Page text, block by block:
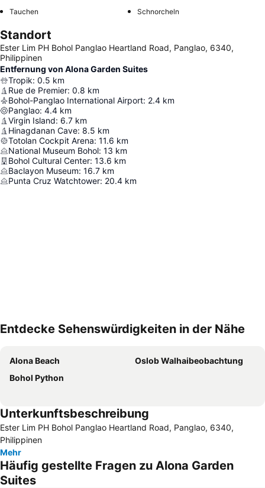
Tauchen Schnorcheln
Standort
Ester Lim PH Bohol Panglao Heartland Road, Panglao, 6340,
Philippinen
Entfernung von Alona Garden Suites
Tropik: 0.5 km
Rue de Premier: 0.8 km
Bohol-Panglao International Airport: 2.4 km
Panglao: 4.4 km
Virgin Island: 6.7 km
Hinagdanan Cave: 8.5 km
Totolan Cockpit Arena: 11.6 km
National Museum Bohol: 13 km
Bohol Cultural Center: 13.6 km
Baclayon Museum: 16.7 km
Punta Cruz Watchtower: 20.4 km
Entdecke Sehenswürdigkeiten in der Nähe
Alona Beach
Oslob Walhaibeobachtung
Bohol Python
Unterkunftsbeschreibung
Ester Lim PH Bohol Panglao Heartland Road, Panglao, 6340,
Philippinen
Mehr
Häufig gestellte Fragen zu Alona Garden
Suites